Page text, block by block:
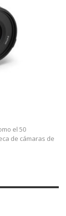
el 50
de cámaras de